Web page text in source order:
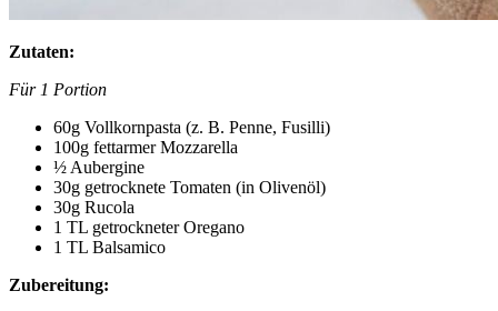
Zutaten:
Für 1 Portion
60g Vollkornpasta (z. B. Penne, Fusilli)
100g fettarmer Mozzarella
½ Aubergine
30g getrocknete Tomaten (in Olivenöl)
30g Rucola
1 TL getrockneter Oregano
1 TL Balsamico
Zubereitung: